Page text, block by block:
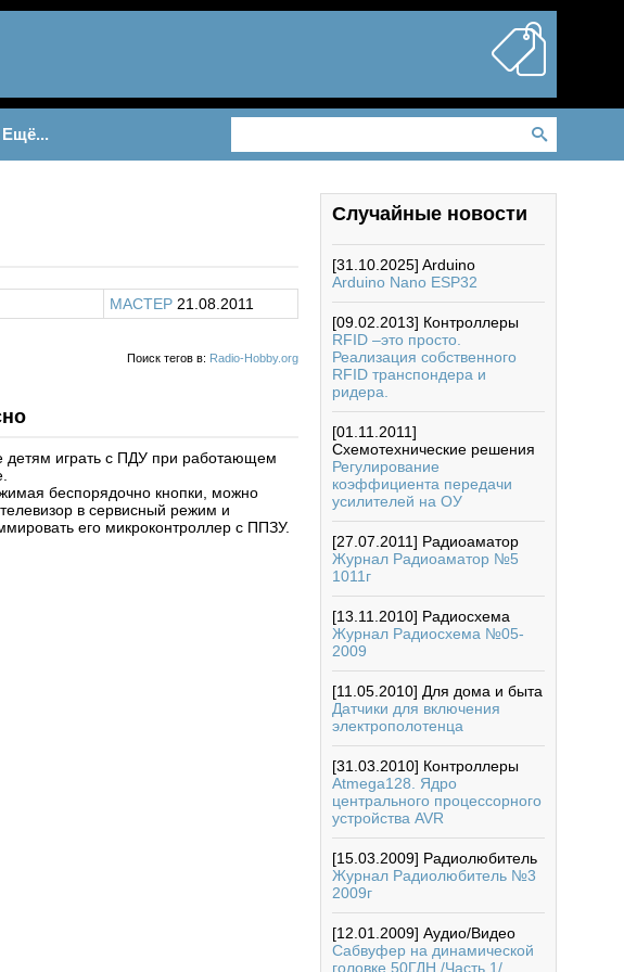
Ещё...
MACTEP 21.08.2011
Поиск тегов в: Radio-Hobby.org
детям играть с ПДУ при работающем
беспорядочно кнопки, можно
в сервисный режим и
его микроконтроллер с ППЗУ.
Случайные новости
[31.10.2025] Arduino
Arduino Nano ESP32
[09.02.2013] Контроллеры
RFID –это просто.
Реализация собственного
RFID транспондера и
ридера.
[01.11.2011]
Схемотехнические решения
Регулирование
коэффициента передачи
усилителей на ОУ
[27.07.2011] Радиоаматор
Журнал Радиоаматор №5
1011г
[13.11.2010] Радиосхема
Журнал Радиосхема №05-
2009
[11.05.2010] Для дома и быта
Датчики для включения
электрополотенца
[31.03.2010] Контроллеры
Atmega128. Ядро
центрального процессорного
устройства AVR
[15.03.2009] Радиолюбитель
Журнал Радиолюбитель №3
2009г
[12.01.2009] Аудио/Видео
Сабвуфер на динамической
головке 50ГДН /Часть 1/